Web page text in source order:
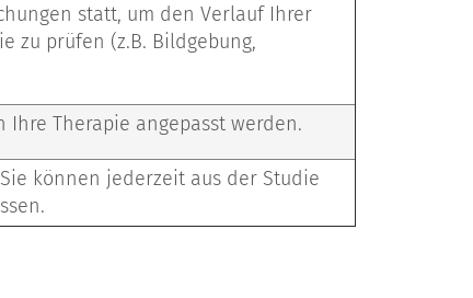
statt, um den Verlauf Ihrer
zu prüfen (z.B. Bildgebung,
Ihre Therapie angepasst werden.
können jederzeit aus der Studie